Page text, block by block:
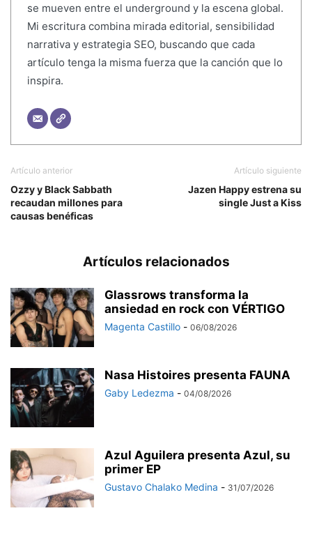
se mueven entre el underground y la escena global.
Mi escritura combina mirada editorial, sensibilidad
narrativa y estrategia SEO, buscando que cada
artículo tenga la misma fuerza que la canción que lo
inspira.
Artículo anterior
Ozzy y Black Sabbath
recaudan millones para
causas benéficas
Artículo siguiente
Jazen Happy estrena su
single Just a Kiss
Artículos relacionados
Glassrows transforma la
ansiedad en rock con VÉRTIGO
Magenta Castillo - 06/08/2026
Nasa Histoires presenta FAUNA
Gaby Ledezma - 04/08/2026
Azul Aguilera presenta Azul, su
primer EP
Gustavo Chalako Medina - 31/07/2026